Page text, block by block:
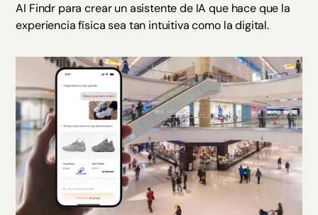
AI Findr para crear un asistente de IA que hace que la
experiencia física sea tan intuitiva como la digital.